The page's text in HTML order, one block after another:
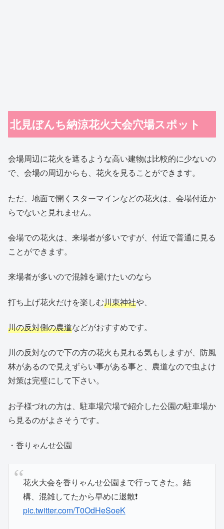
北見ぼんち納涼花火大会穴場スポット
会場周辺に花火を遮るような高い建物は比較的に少ないの
で、会場の周辺からも、花火を見ることができます。
ただ、地面で開くスターマインなどの花火は、会場付近か
らでないと見れません。
会場での花火は、来場者が多いですが、付近で普通に見る
ことができます。
来場者が多いので混雑を避けたいのなら
打ち上げ花火だけを楽しむ川東神社や、
川の反対側の農道などがおすすめです。
川の反対なので下の方の花火も見れる気もしますが、防風
林があるので見えずらい事がある事と、農道なので虫よけ
対策は完璧にして下さい。
お子様づれの方は、駐車場穴場で紹介した公園の駐車場か
ら見るのがよさそうです。
・香りゃんせ公園
花火大会を香りゃんせ公園まで行ってきた。結
構、混雑してたから早めに退散❗
pic.twitter.com/T0OdHeSoeK